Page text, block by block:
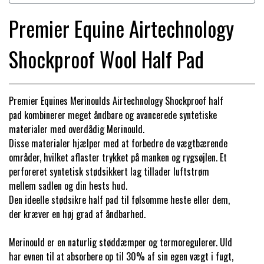
TERAPI PRODUKTER
STRØMPER
HUER & HALSTØRKLÆDER
GAVEARTIKLER VOKSNE
BØRN & JUNIOR
HESTEBOLCHER & TREATS
TILSKUD & VITAMINER
STALD & FOLD
SKO & SMEDEVÆRKTØJ
TRAVDÆKKEN & TILBEHØR
SKO & VÆRKTØJ
VOGNE & TILBEHØR
TRAV KUSK
PONYTRAV
MONTÉ
GALOP
TILBEHØR
PREMIER EQUINE WALKER & RIDEDÆKKEN
PREMIER EQUINE INSEKTBESKYTTELSE
PREMIER EQUINE MAGNET & INFRARØD
TERAPI
PREMIER EQUINE GRIMER & TRÆKTOV
PREMIER EQUINE TRENSE & TILBEHØR
CARR & DAY & MARTIN
CUSTOM
DELTACAST
EMIN
FENWICK LIQUID TITANIUM®
FINNTACK
Premier Equine Airtechnology
Shockproof Wool Half Pad
Premier Equines Merinoulds Airtechnology Shockproof half
pad kombinerer meget åndbare og avancerede syntetiske
materialer med overdådig Merinould.
Disse materialer hjælper med at forbedre de vægtbærende
områder, hvilket aflaster trykket på manken og rygsøjlen. Et
perforeret syntetisk stødsikkert lag tillader luftstrøm
mellem sadlen og din hests hud.
Den ideelle stødsikre half pad til følsomme heste eller dem,
der kræver en høj grad af åndbarhed.
Merinould er en naturlig støddæmper og termoregulerer. Uld
har evnen til at absorbere op til 30% af sin egen vægt i fugt,